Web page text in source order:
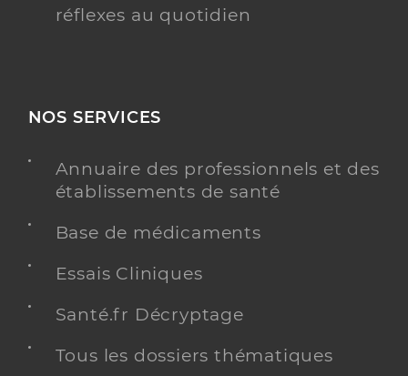
réflexes au quotidien
NOS SERVICES
Annuaire des professionnels et des
établissements de santé
Base de médicaments
Essais Cliniques
Santé.fr Décryptage
Tous les dossiers thématiques